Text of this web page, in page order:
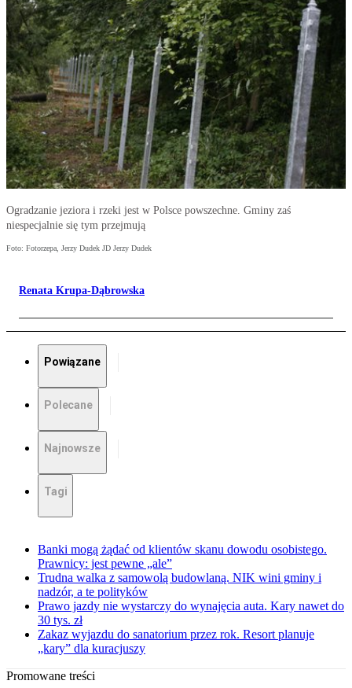
Ogradzanie jeziora i rzeki jest w Polsce powszechne. Gminy zaś
niespecjalnie się tym przejmują
Foto: Fotorzepa, Jerzy Dudek JD Jerzy Dudek
Renata Krupa-Dąbrowska
Powiązane
Polecane
Najnowsze
Tagi
Banki mogą żądać od klientów skanu dowodu osobistego.
Prawnicy: jest pewne „ale”
Trudna walka z samowolą budowlaną. NIK wini gminy i
nadzór, a te polityków
Prawo jazdy nie wystarczy do wynajęcia auta. Kary nawet do
30 tys. zł
Zakaz wyjazdu do sanatorium przez rok. Resort planuje
„kary” dla kuracjuszy
Promowane treści